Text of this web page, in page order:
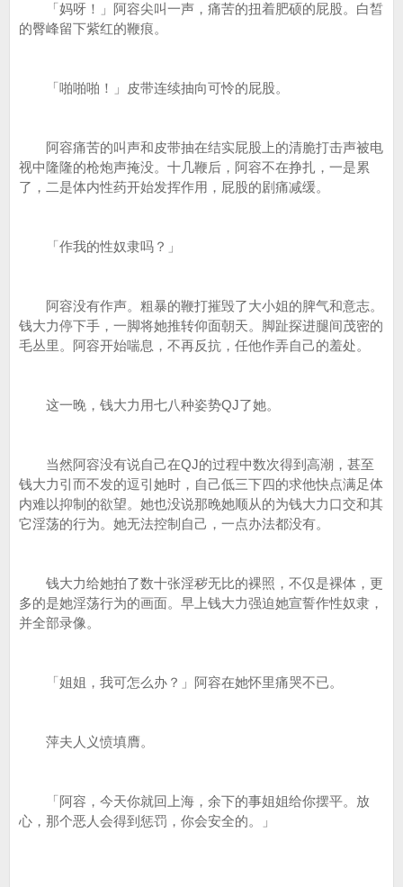
「妈呀！」阿容尖叫一声，痛苦的扭着肥硕的屁股。白皙
的臀峰留下紫红的鞭痕。
「啪啪啪！」皮带连续抽向可怜的屁股。
阿容痛苦的叫声和皮带抽在结实屁股上的清脆打击声被电
视中隆隆的枪炮声掩没。十几鞭后，阿容不在挣扎，一是累
了，二是体内性药开始发挥作用，屁股的剧痛减缓。
「作我的性奴隶吗？」
阿容没有作声。粗暴的鞭打摧毁了大小姐的脾气和意志。
钱大力停下手，一脚将她推转仰面朝天。脚趾探进腿间茂密的
毛丛里。阿容开始喘息，不再反抗，任他作弄自己的羞处。
这一晚，钱大力用七八种姿势QJ了她。
当然阿容没有说自己在QJ的过程中数次得到高潮，甚至
钱大力引而不发的逗引她时，自己低三下四的求他快点满足体
内难以抑制的欲望。她也没说那晚她顺从的为钱大力口交和其
它淫荡的行为。她无法控制自己，一点办法都没有。
钱大力给她拍了数十张淫秽无比的裸照，不仅是裸体，更
多的是她淫荡行为的画面。早上钱大力强迫她宣誓作性奴隶，
并全部录像。
「姐姐，我可怎么办？」阿容在她怀里痛哭不已。
萍夫人义愤填膺。
「阿容，今天你就回上海，余下的事姐姐给你摆平。放
心，那个恶人会得到惩罚，你会安全的。」